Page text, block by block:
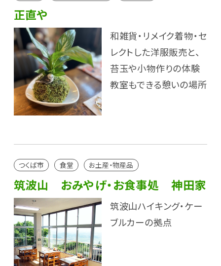
正直や
和雑貨・リメイク着物・セ
レクトした洋服販売と、
苔玉や小物作りの体験
教室もできる憩いの場所
つくば市 食堂 お土産・物産品
筑波山 おみやげ・お食事処 神田家
筑波山ハイキング・ケー
ブルカーの拠点